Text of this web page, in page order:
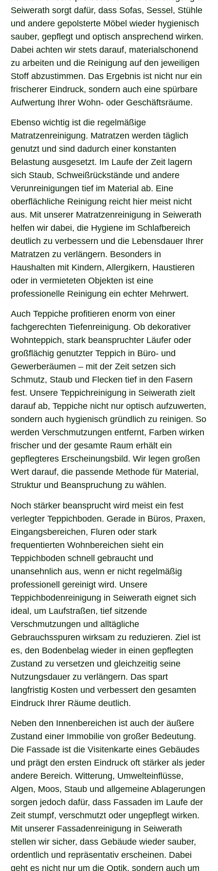
Seiwerath sorgt dafür, dass Sofas, Sessel, Stühle
und andere gepolsterte Möbel wieder hygienisch
sauber, gepflegt und optisch ansprechend wirken.
Dabei achten wir stets darauf, materialschonend
zu arbeiten und die Reinigung auf den jeweiligen
Stoff abzustimmen. Das Ergebnis ist nicht nur ein
frischerer Eindruck, sondern auch eine spürbare
Aufwertung Ihrer Wohn- oder Geschäftsräume.
Ebenso wichtig ist die regelmäßige
Matratzenreinigung. Matratzen werden täglich
genutzt und sind dadurch einer konstanten
Belastung ausgesetzt. Im Laufe der Zeit lagern
sich Staub, Schweißrückstände und andere
Verunreinigungen tief im Material ab. Eine
oberflächliche Reinigung reicht hier meist nicht
aus. Mit unserer Matratzenreinigung in Seiwerath
helfen wir dabei, die Hygiene im Schlafbereich
deutlich zu verbessern und die Lebensdauer Ihrer
Matratzen zu verlängern. Besonders in
Haushalten mit Kindern, Allergikern, Haustieren
oder in vermieteten Objekten ist eine
professionelle Reinigung ein echter Mehrwert.
Auch Teppiche profitieren enorm von einer
fachgerechten Tiefenreinigung. Ob dekorativer
Wohnteppich, stark beanspruchter Läufer oder
großflächig genutzter Teppich in Büro- und
Gewerberäumen – mit der Zeit setzen sich
Schmutz, Staub und Flecken tief in den Fasern
fest. Unsere Teppichreinigung in Seiwerath zielt
darauf ab, Teppiche nicht nur optisch aufzuwerten,
sondern auch hygienisch gründlich zu reinigen. So
werden Verschmutzungen entfernt, Farben wirken
frischer und der gesamte Raum erhält ein
gepflegteres Erscheinungsbild. Wir legen großen
Wert darauf, die passende Methode für Material,
Struktur und Beanspruchung zu wählen.
Noch stärker beansprucht wird meist ein fest
verlegter Teppichboden. Gerade in Büros, Praxen,
Eingangsbereichen, Fluren oder stark
frequentierten Wohnbereichen sieht ein
Teppichboden schnell gebraucht und
unansehnlich aus, wenn er nicht regelmäßig
professionell gereinigt wird. Unsere
Teppichbodenreinigung in Seiwerath eignet sich
ideal, um Laufstraßen, tief sitzende
Verschmutzungen und alltägliche
Gebrauchsspuren wirksam zu reduzieren. Ziel ist
es, den Bodenbelag wieder in einen gepflegten
Zustand zu versetzen und gleichzeitig seine
Nutzungsdauer zu verlängern. Das spart
langfristig Kosten und verbessert den gesamten
Eindruck Ihrer Räume deutlich.
Neben den Innenbereichen ist auch der äußere
Zustand einer Immobilie von großer Bedeutung.
Die Fassade ist die Visitenkarte eines Gebäudes
und prägt den ersten Eindruck oft stärker als jeder
andere Bereich. Witterung, Umwelteinflüsse,
Algen, Moos, Staub und allgemeine Ablagerungen
sorgen jedoch dafür, dass Fassaden im Laufe der
Zeit stumpf, verschmutzt oder ungepflegt wirken.
Mit unserer Fassadenreinigung in Seiwerath
stellen wir sicher, dass Gebäude wieder sauber,
ordentlich und repräsentativ erscheinen. Dabei
geht es nicht nur um die Optik, sondern auch um